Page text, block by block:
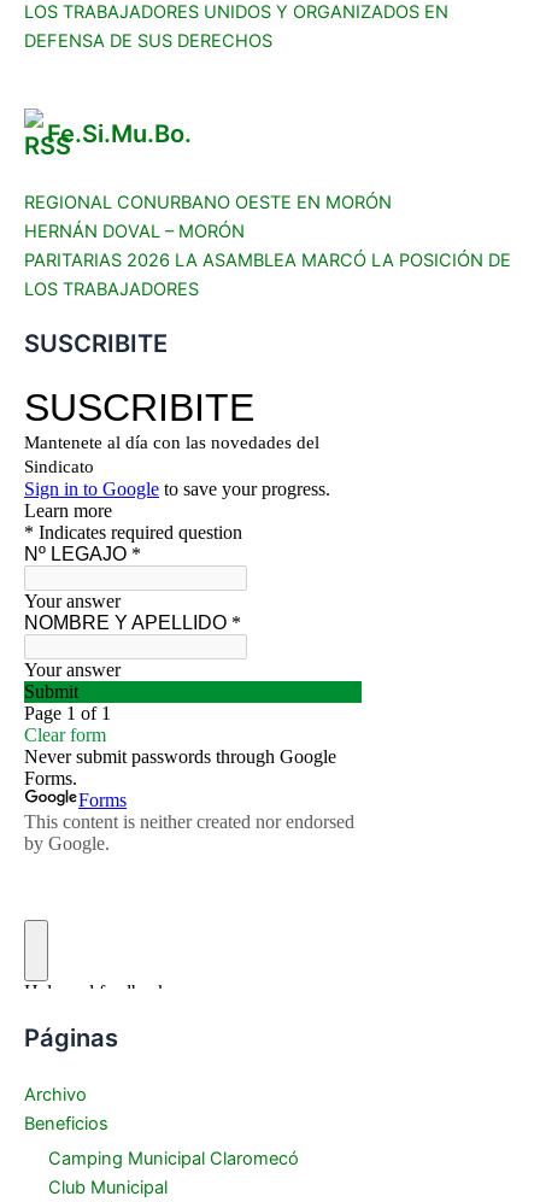
LOS TRABAJADORES UNIDOS Y ORGANIZADOS EN
DEFENSA DE SUS DERECHOS
Fe.Si.Mu.Bo.
REGIONAL CONURBANO OESTE EN MORÓN
HERNÁN DOVAL – MORÓN
PARITARIAS 2026 LA ASAMBLEA MARCÓ LA POSICIÓN DE
LOS TRABAJADORES
SUSCRIBITE
Páginas
Archivo
Beneficios
Camping Municipal Claromecó
Club Municipal